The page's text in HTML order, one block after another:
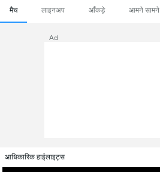
मैच लाइनअप आँकड़े आमने सामने
Ad
आधिकारिक हाईलाइट्स